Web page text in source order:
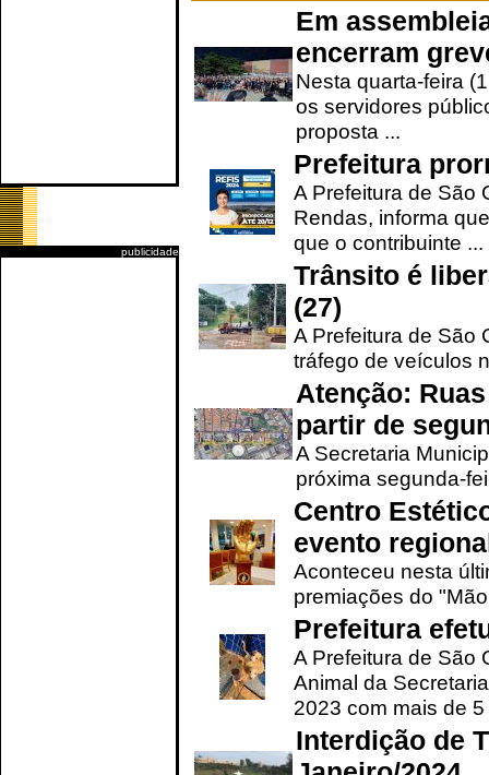
publicidade
Em
encerram
Nesta quarta-feira
os servidores
proposta ...
Prefeitura
A Prefeitura de São
Rendas, informa
que o contribuinte ...
Trânsito é
(27)
A Prefeitura de São
tráfego de veículos
Atenção:
partir de
A Secretaria
próxima segunda-
Centro
evento
Aconteceu nesta
premiações do
Prefeitura
A Prefeitura de São
Animal da
2023 com mais de 5
Interdição de